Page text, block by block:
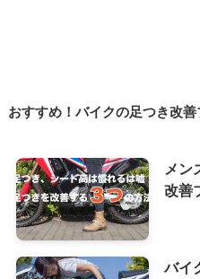
おすすめ！バイクの足つき改善
メン
改善
バイ